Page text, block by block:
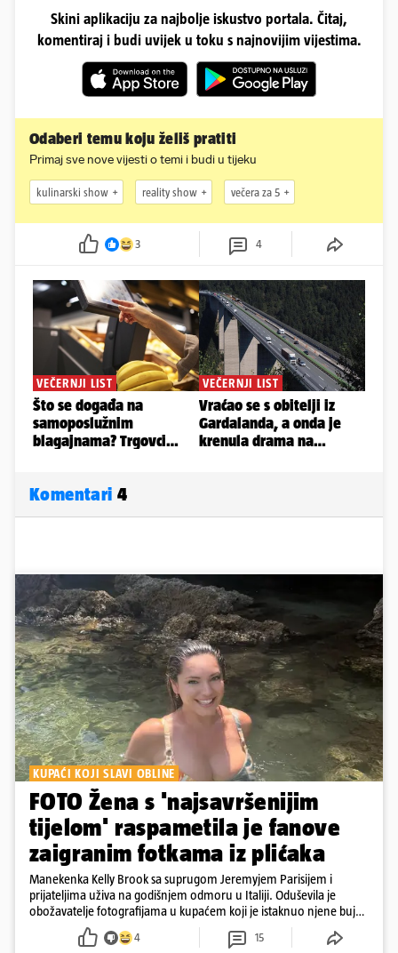
Skini aplikaciju za najbolje iskustvo portala. Čitaj,
komentiraj i budi uvijek u toku s najnovijim vijestima.
Odaberi temu koju želiš pratiti
Primaj sve nove vijesti o temi i budi u tijeku
kulinarski show reality show večera za 5
3 4
Komentari 4
KUPAĆI KOJI SLAVI OBLINE
FOTO Žena s 'najsavršenijim
tijelom' raspametila je fanove
zaigranim fotkama iz plićaka
Manekenka Kelly Brook sa suprugom Jeremyjem Parisijem i
prijateljima uživa na godišnjem odmoru u Italiji. Oduševila je
obožavatelje fotografijama u kupaćem koji je istaknuo njene bujne
4 15